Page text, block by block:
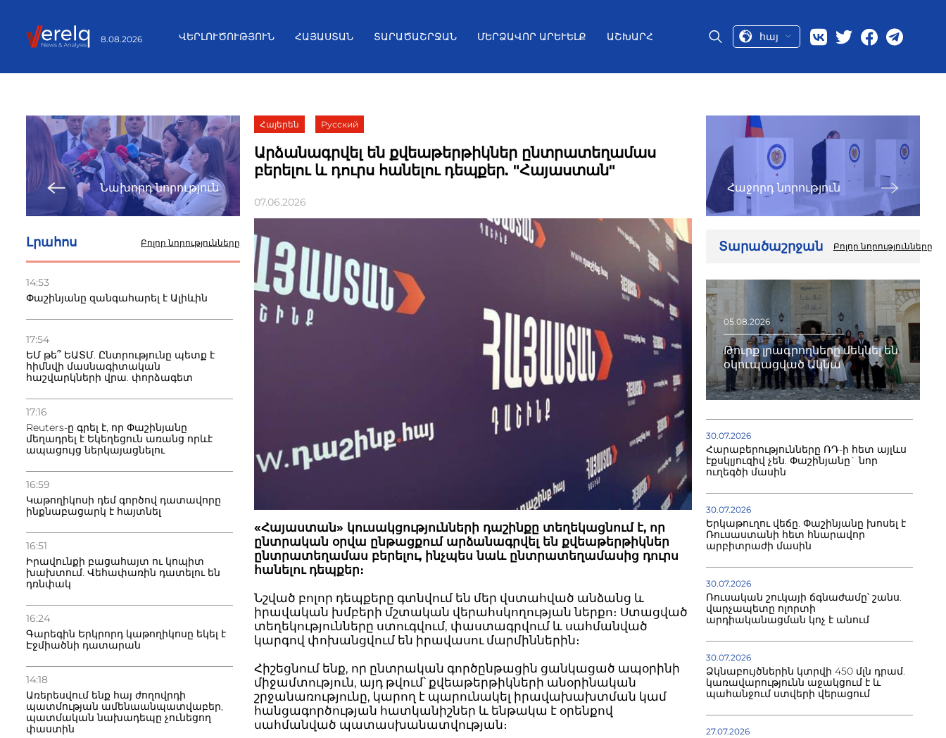
8.08.2026 ՎԵՐԼՈՒԾՈՒԹՅՈՒՆ ՀԱՅԱՍՏԱՆ ՏԱՐԱԾԱՇՐՋԱՆ ՄԵՐՁԱՎՈՐ ԱՐԵՒԵԼՔ ԱՇԽԱՐՀ հայ
Նախորդ նորություն
Լրահոս Բոլոր նորությունները
14:53
Փաշինյանը զանգահարել է Ալիևին
17:54
ԵՄ թե՞ ԵԱՏՄ. Ընտրությունը պետք է
հիմնվի մասնագիտական
հաշվարկների վրա. փորձագետ
17:16
Reuters-ը գրել է, որ Փաշինյանը
մեղադրել է Եկեղեցուն առանց որևէ
ապացույց ներկայացնելու
16:59
Կաթողիկոսի դեմ գործով դատավորը
ինքնաբացարկ է հայտնել
16:51
Իրավունքի բացահայտ ու կոպիտ
խախտում. Վեհափառին դատելու են
դռնփակ
16:24
Գարեգին Երկրորդ կաթողիկոսը եկել է
Էջմիածնի դատարան
14:18
Առերեսվում ենք հայ ժողովրդի
պատմության ամենաանպատվաբեր,
պատմական նախադեպը չունեցող
փաստին
Հայերեն Русский
Արձանագրվել են քվեաթերթիկներ ընտրատեղամաս
բերելու և դուրս հանելու դեպքեր. "Հայաստան"
07.06.2026
«Հայաստան» կուսակցությունների դաշինքը տեղեկացնում է, որ
ընտրական օրվա ընթացքում արձանագրվել են քվեաթերթիկներ
ընտրատեղամաս բերելու, ինչպես նաև ընտրատեղամասից դուրս
հանելու դեպքեր։
Նշված բոլոր դեպքերը գտնվում են մեր վստահված անձանց և
իրավական խմբերի մշտական վերահսկողության ներքո։ Ստացված
տեղեկությունները ստուգվում, փաստագրվում և սահմանված
կարգով փոխանցվում են իրավասու մարմիններին։
Հիշեցնում ենք, որ ընտրական գործընթացին ցանկացած ապօրինի
միջամտություն, այդ թվում՝ քվեաթերթիկների անօրինական
շրջանառությունը, կարող է պարունակել իրավախախտման կամ
հանցագործության հատկանիշներ և ենթակա է օրենքով
սահմանված պատասխանատվության։
Հաջորդ նորություն
Տարածաշրջան Բոլոր նորությունները
05.08.2026
Թուրք լրագրողները մեկնել են
օկուպացված Ակնա
30.07.2026
Հարաբերությունները ՌԴ-ի հետ այլևս
էքսկլյուզիվ չեն. Փաշինյանը` նոր
ուղեգծի մասին
30.07.2026
Երկաթուղու վեճը. Փաշինյանը խոսել է
Ռուսաստանի հետ հնարավոր
արբիտրաժի մասին
30.07.2026
Ռուսական շուկայի ճգնաժամը՝ շանս.
վարչապետը ոլորտի
արդիականացման կոչ է անում
30.07.2026
Ձկնաբույծներին կտրվի 450 մլն դրամ.
կառավարությունն աջակցում է և
պահանջում ստվերի վերացում
27.07.2026